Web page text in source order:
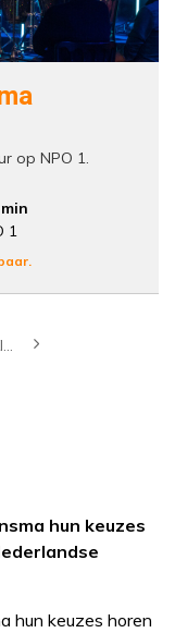
op NPO 1.
1
Klassiekers met Kleinsma
hun keuzes
hun keuzes horen